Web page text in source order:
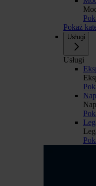
Pokaż
Usługi
Usługi